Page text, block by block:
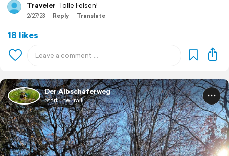
Traveler Tolle Felsen!
2/27/23 Reply Translate
18 likes
Der Albschäferweg
StartTheTrail